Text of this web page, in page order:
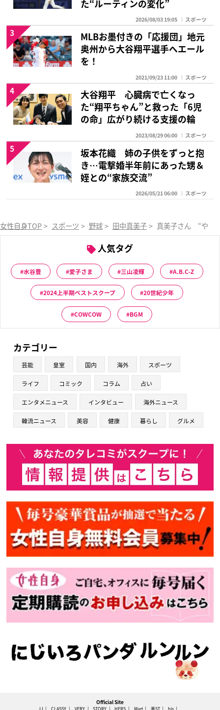
た“ルーティンの変化”
2026/08/03 19:05 スポーツ
MLBお墨付きの「応援団」地元
奥州から大谷翔平選手へエール
を！
2021/09/23 11:00 スポーツ
3
大谷翔平 心臓病で亡くなっ
た“翔平ちゃん”と救った「6児
の命」広がり続ける支援の輪
2023/08/29 06:00 スポーツ
4
坂本花織 姉の子供をずっと抱
き…電撃婚半年前にあった甥＆
姪との“家族交流”
2026/05/21 06:00 スポーツ
5
女性自身TOP > スポーツ > 野球 > 田中真美子 > 真美子さん “やま
人気タグ
水谷豊 愛子さま 三山凌輝 A.B.C-Z
2024上半期ベストスクープ 20世紀少年
COWCOW BGM
カテゴリー
芸能 皇室 国内 海外 スポーツ
ライフ コミック コラム 占い
エンタメニュース インタビュー 海外ニュース
韓流ニュース 美容 健康 暮らし グルメ
Official Site